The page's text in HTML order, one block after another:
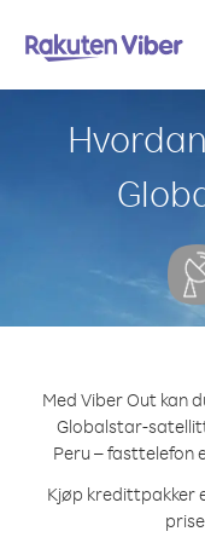
Med Viber Out kan
Globalstar-
Peru – fasttelefon
Kjøp kredittpakker